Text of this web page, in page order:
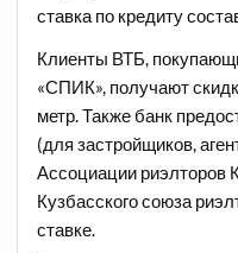
ставка по кредиту
Клиенты ВТБ,
«СПИК», получают
метр. Также банк
(для застройщиков,
Ассоциации риэлторов
Кузбасского союза
ставке.